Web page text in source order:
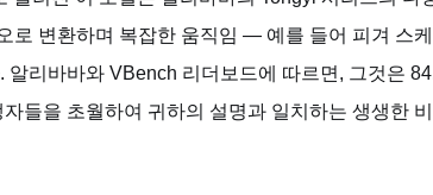
로 변환하며 복잡한 움직임 — 예를 들어 피겨 스
리바바와 VBench 리더보드에 따르면, 그것은
들을 초월하여 귀하의 설명과 일치하는 생생한